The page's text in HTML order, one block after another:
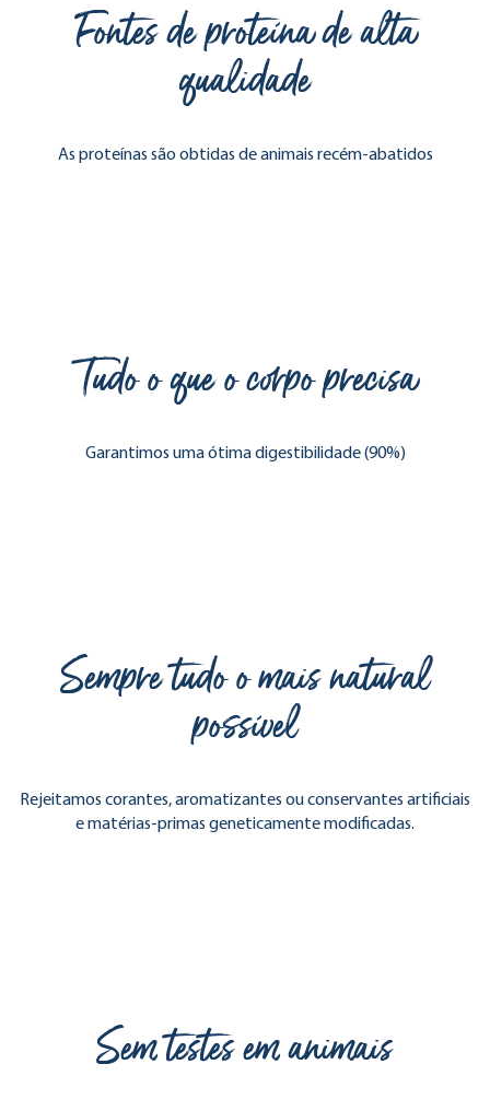
Fontes de proteína de alta
qualidade
As proteínas são obtidas de animais recém-abatidos
Tudo o que o corpo precisa
Garantimos uma ótima digestibilidade (90%)
Sempre tudo o mais natural
possível
Rejeitamos corantes, aromatizantes ou conservantes artificiais
e matérias-primas geneticamente modificadas.
Sem testes em animais